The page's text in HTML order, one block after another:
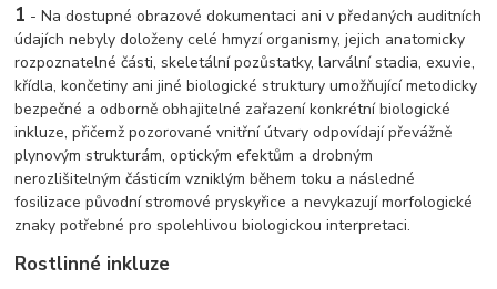
1 - Na dostupné obrazové dokumentaci ani v předaných auditních
údajích nebyly doloženy celé hmyzí organismy, jejich anatomicky
rozpoznatelné části, skeletální pozůstatky, larvální stadia, exuvie,
křídla, končetiny ani jiné biologické struktury umožňující metodicky
bezpečné a odborně obhajitelné zařazení konkrétní biologické
inkluze, přičemž pozorované vnitřní útvary odpovídají převážně
plynovým strukturám, optickým efektům a drobným
nerozlišitelným částicím vzniklým během toku a následné
fosilizace původní stromové pryskyřice a nevykazují morfologické
znaky potřebné pro spolehlivou biologickou interpretaci.
Rostlinné inkluze